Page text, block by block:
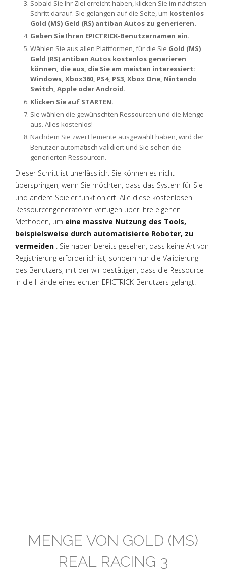
Sobald Sie Ihr Ziel erreicht haben, klicken Sie im nächsten
Schritt darauf. Sie gelangen auf die Seite, um kostenlos
Gold (MS) Geld (RS) antiban Autos zu generieren.
Geben Sie Ihren EPICTRICK-Benutzernamen ein.
Wählen Sie aus allen Plattformen, für die Sie Gold (MS)
Geld (RS) antiban Autos kostenlos generieren
können, die aus, die Sie am meisten interessiert:
Windows, Xbox360, PS4, PS3, Xbox One, Nintendo
Switch, Apple oder Android.
Klicken Sie auf STARTEN.
Sie wählen die gewünschten Ressourcen und die Menge
aus. Alles kostenlos!
Nachdem Sie zwei Elemente ausgewählt haben, wird der
Benutzer automatisch validiert und Sie sehen die
generierten Ressourcen.
Dieser Schritt ist unerlässlich. Sie können es nicht
überspringen, wenn Sie möchten, dass das System für Sie
und andere Spieler funktioniert. Alle diese kostenlosen
Ressourcengeneratoren verfügen über ihre eigenen
Methoden, um eine massive Nutzung des Tools,
beispielsweise durch automatisierte Roboter, zu
vermeiden . Sie haben bereits gesehen, dass keine Art von
Registrierung erforderlich ist, sondern nur die Validierung
des Benutzers, mit der wir bestätigen, dass die Ressource
in die Hände eines echten EPICTRICK-Benutzers gelangt.
MENGE VON GOLD (MS)
REAL RACING 3